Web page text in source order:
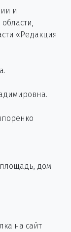
и
«Редакция
площадь, дом
на сайт